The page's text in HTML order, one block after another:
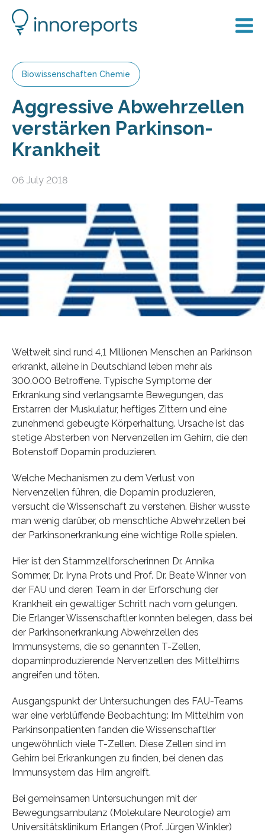
Biowissenschaften Chemie
Aggressive Abwehrzellen
verstärken Parkinson-
Krankheit
06 July 2018
Weltweit sind rund 4,1 Millionen Menschen an Parkinson
erkrankt, alleine in Deutschland leben mehr als
300.000 Betroffene. Typische Symptome der
Erkrankung sind verlangsamte Bewegungen, das
Erstarren der Muskulatur, heftiges Zittern und eine
zunehmend gebeugte Körperhaltung. Ursache ist das
stetige Absterben von Nervenzellen im Gehirn, die den
Botenstoff Dopamin produzieren.
Welche Mechanismen zu dem Verlust von
Nervenzellen führen, die Dopamin produzieren,
versucht die Wissenschaft zu verstehen. Bisher wusste
man wenig darüber, ob menschliche Abwehrzellen bei
der Parkinsonerkrankung eine wichtige Rolle spielen.
Hier ist den Stammzellforscherinnen Dr. Annika
Sommer, Dr. Iryna Prots und Prof. Dr. Beate Winner von
der FAU und deren Team in der Erforschung der
Krankheit ein gewaltiger Schritt nach vorn gelungen.
Die Erlanger Wissenschaftler konnten belegen, dass bei
der Parkinsonerkrankung Abwehrzellen des
Immunsystems, die so genannten T-Zellen,
dopaminproduzierende Nervenzellen des Mittelhirns
angreifen und töten.
Ausgangspunkt der Untersuchungen des FAU-Teams
war eine verblüffende Beobachtung: Im Mittelhirn von
Parkinsonpatienten fanden die Wissenschaftler
ungewöhnlich viele T-Zellen. Diese Zellen sind im
Gehirn bei Erkrankungen zu finden, bei denen das
Immunsystem das Hirn angreift.
Bei gemeinsamen Untersuchungen mit der
Bewegungsambulanz (Molekulare Neurologie) am
Universitätsklinikum Erlangen (Prof. Jürgen Winkler)